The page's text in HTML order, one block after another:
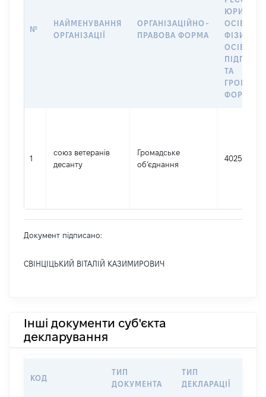
№
НАЙМЕНУВАННЯ
ОРГАНІЗАЦІЇ
ОРГАНІЗАЦІЙНО-
ПРАВОВА ФОРМА
ОСІБ,
ОСІБ –
ТА
1
союз ветеранів
десанту
Громадське
об’єднання
40255855
Документ підписано:
СВІНЦІЦЬКИЙ ВІТАЛІЙ КАЗИМИРОВИЧ
Інші документи суб'єкта
декларування
КОД
ТИП
ДОКУМЕНТА
ТИП
ДЕКЛАРАЦІЇ